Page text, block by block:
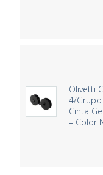
Olivetti
4/
Cinta
– Color